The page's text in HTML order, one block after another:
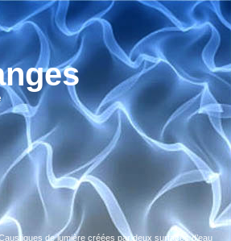
de lumière créées par deux surfaces d’eau